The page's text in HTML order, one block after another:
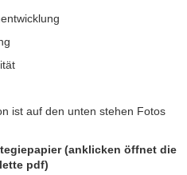
ist auf den unten stehen Fotos
(anklicken öffnet die
pdf)